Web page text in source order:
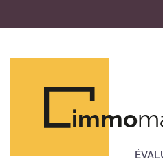
immo